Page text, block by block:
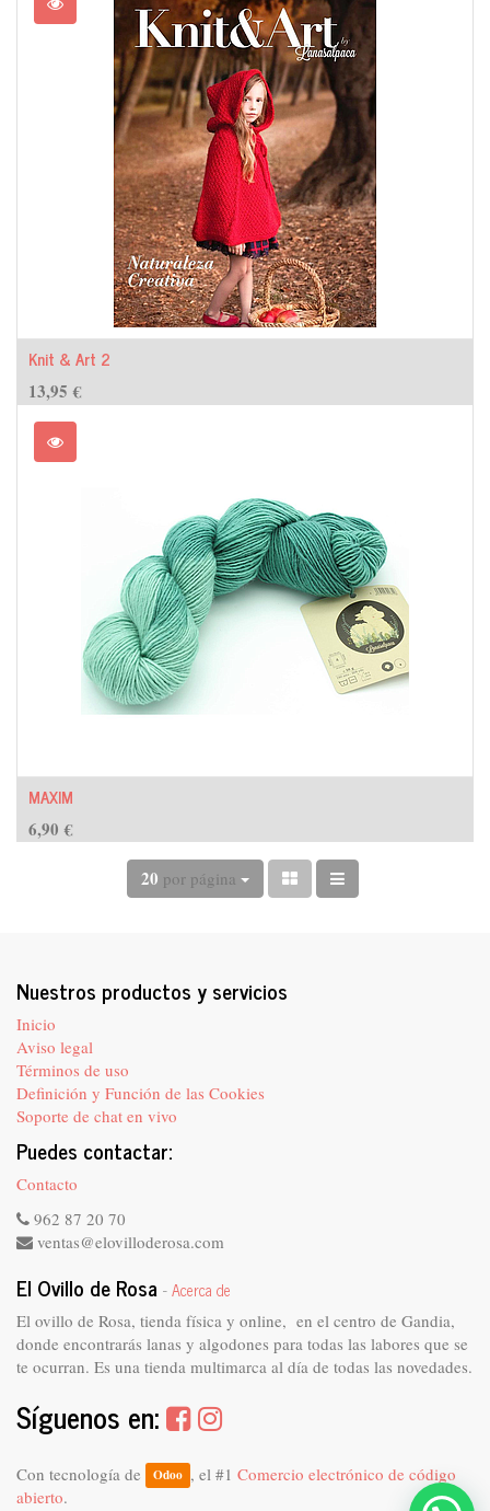
Knit & Art 2
13,95 €
MAXIM
6,90 €
20 por página
Nuestros productos y servicios
Inicio
Aviso legal
Términos de uso
Definición y Función de las Cookies
Soporte de chat en vivo
Puedes contactar:
Contacto
962 87 20 70
ventas@elovilloderosa.com
El Ovillo de Rosa -Acerca de
El ovillo de Rosa, tienda física y online, en el centro de Gandia,
donde encontrarás lanas y algodones para todas las labores que se
te ocurran. Es una tienda multimarca al día de todas las novedades.
Síguenos en:
Con tecnología de Odoo , el #1 Comercio electrónico de código
abierto.